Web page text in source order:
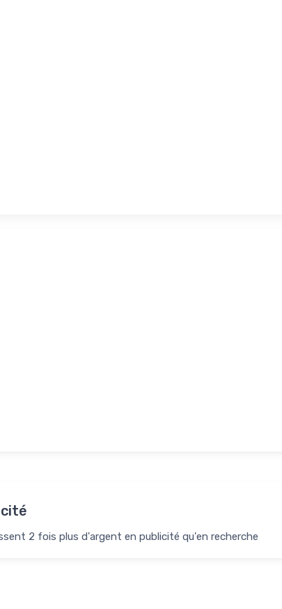
2 fois plus d'argent en publicité qu'en recherche